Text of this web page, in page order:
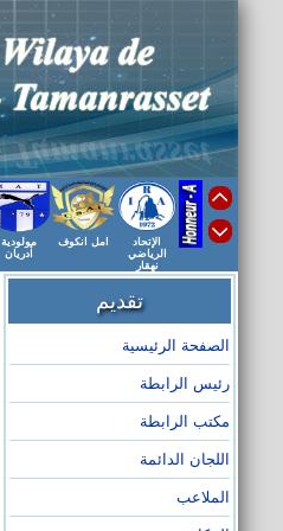
الإتحاد
الرياضي
نهقار
امل انكوف
مولودية
أدريان
تقديم
الصفحة الرئيسية
رئيس الرابطة
مكتب الرابطة
اللجان الدائمة
الملاعب